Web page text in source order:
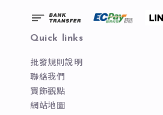
Quick links
批發規則說明
聯絡我們
寶飾觀點
網站地圖